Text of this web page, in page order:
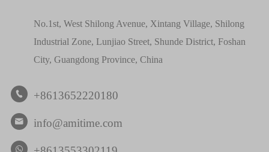
No.1st, West Shilong Avenue, Xintang Village, Shilong
Industrial Zone, Lunjiao Street, Shunde District, Foshan
City, Guangdong Province, China
 +8613652220180
 info@amitime.com